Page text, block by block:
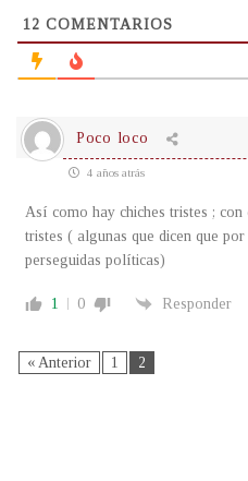
12 COMENTARIOS
Poco loco
4 años atrás
Así como hay chiches tristes ;
tristes ( algunas que dicen que
perseguidas políticas)
1 0 Responder
« Anterior 1 2